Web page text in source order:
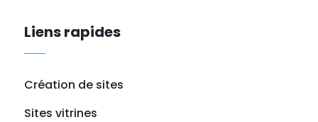
Liens rapides
Création de sites
Sites vitrines